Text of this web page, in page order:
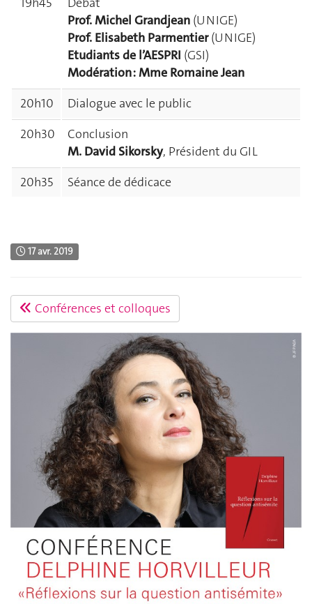
Prof. Michel Grandjean (UNIGE)
Prof. Elisabeth Parmentier(UNIGE)
Etudiants de l’AESPRI (GSI)
Modération : Mme Romaine Jean
20h10
Dialogue avec le public
20h30
Conclusion
M. David Sikorsky, Président du GIL
20h35
Séance de dédicace
17 avr. 2019
Conférences et colloques